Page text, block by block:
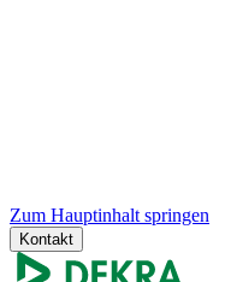
Zum Hauptinhalt springen
Kontakt